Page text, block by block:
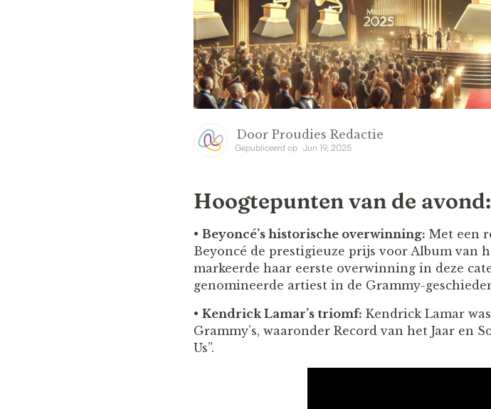
Door Proudies Redactie
Gepubliceerd op Jun 19, 2025
Hoogtepunten van de avond:
• Beyoncé’s historische overwinning: Met een
Beyoncé de prestigieuze prijs voor Album van
markeerde haar eerste overwinning in deze
genomineerde artiest in de Grammy-
• Kendrick Lamar’s triomf: Kendrick Lamar
Grammy’s, waaronder Record van het Jaar en
Us”.